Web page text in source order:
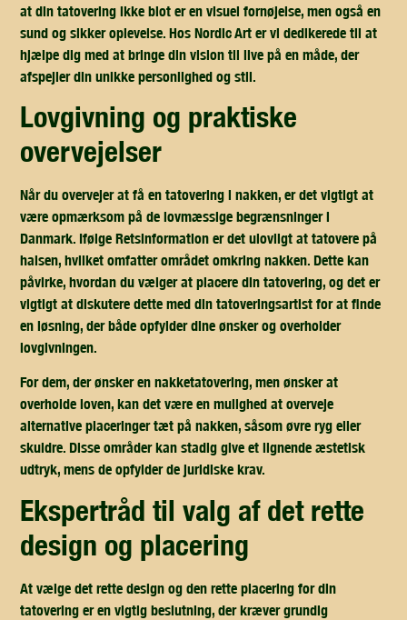
at din tatovering ikke blot er en visuel fornøjelse, men også en
sund og sikker oplevelse. Hos Nordic Art er vi dedikerede til at
hjælpe dig med at bringe din vision til live på en måde, der
afspejler din unikke personlighed og stil.
lovgivning og praktiske
overvejelser
Når du overvejer at få en tatovering i nakken, er det vigtigt at
være opmærksom på de lovmæssige begrænsninger i
Danmark. Ifølge Retsinformation er det ulovligt at tatovere på
halsen, hvilket omfatter området omkring nakken. Dette kan
påvirke, hvordan du vælger at placere din tatovering, og det er
vigtigt at diskutere dette med din tatoveringsartist for at finde
en løsning, der både opfylder dine ønsker og overholder
lovgivningen.
For dem, der ønsker en nakketatovering, men ønsker at
overholde loven, kan det være en mulighed at overveje
alternative placeringer tæt på nakken, såsom øvre ryg eller
skuldre. Disse områder kan stadig give et lignende æstetisk
udtryk, mens de opfylder de juridiske krav.
ekspertråd til valg af det rette
design og placering
At vælge det rette design og den rette placering for din
tatovering er en vigtig beslutning, der kræver grundig